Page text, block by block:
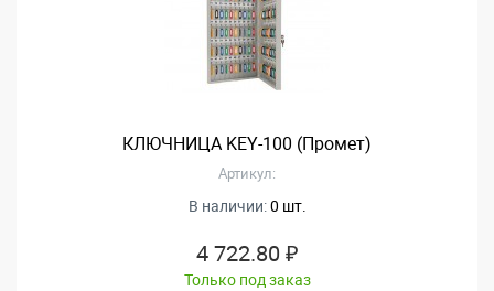
КЛЮЧНИЦА KEY-100 (Промет)
Артикул:
В наличии:0 шт.
4 722.80 ₽
Только под заказ